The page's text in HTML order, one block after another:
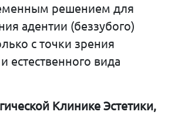
решением для
адентии (беззубого)
с точки зрения
естественного вида
Клинике Эстетики,